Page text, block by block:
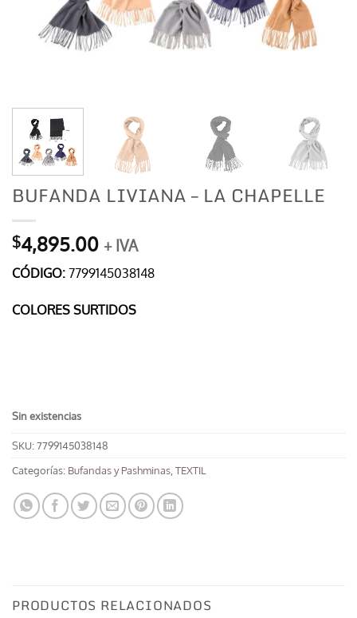
BUFANDA LIVIANA – LA CHAPELLE
$4,895.00 + IVA
CÓDIGO: 7799145038148
COLORES SURTIDOS
Sin existencias
SKU:7799145038148
Categorías: Bufandas y Pashminas TEXTIL
PRODUCTOS RELACIONADOS